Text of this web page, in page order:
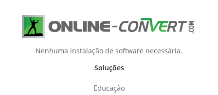
Nenhuma instalação de software necessária.
Soluções
Educação